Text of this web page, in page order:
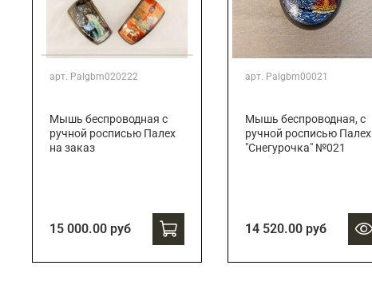
арт. Palgbm020222
Мышь беспроводная с
ручной росписью Палех
на заказ
15 000.00 руб
арт. Palgbm00021
Мышь беспроводная, с
ручной росписью Палех
"Снегурочка" №021
14 520.00 руб